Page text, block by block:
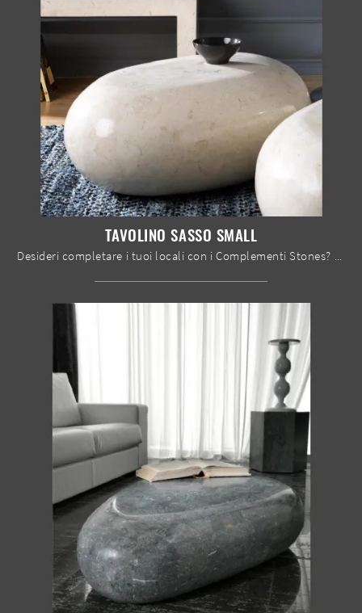
TAVOLINO SASSO SMALL
Desideri completare i tuoi locali con i Complementi Stones? Ti presentiamo vari modelli di tavolini in pietra come Tavolino Sasso Small.